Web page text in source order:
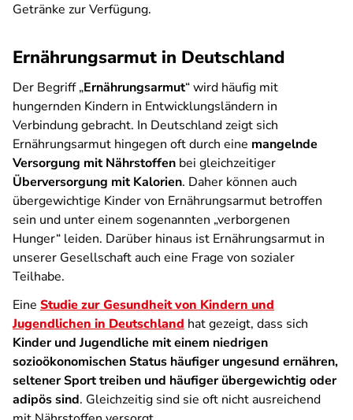
Getränke zur Verfügung.
Ernährungsarmut in Deutschland
Der Begriff „Ernährungsarmut“ wird häufig mit
hungernden Kindern in Entwicklungsländern in
Verbindung gebracht. In Deutschland zeigt sich
Ernährungsarmut hingegen oft durch eine mangelnde
Versorgung mit Nährstoffen bei gleichzeitiger
Überversorgung mit Kalorien. Daher können auch
übergewichtige Kinder von Ernährungsarmut betroffen
sein und unter einem sogenannten „verborgenen
Hunger“ leiden. Darüber hinaus ist Ernährungsarmut in
unserer Gesellschaft auch eine Frage von sozialer
Teilhabe.
Eine Studie zur Gesundheit von Kindern und
Jugendlichen in Deutschland hat gezeigt, dass sich
Kinder und Jugendliche mit einem niedrigen
sozioökonomischen Status häufiger ungesund ernähren,
seltener Sport treiben und häufiger übergewichtig oder
adipös sind. Gleichzeitig sind sie oft nicht ausreichend